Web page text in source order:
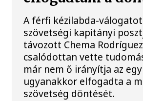
A férfi kézilabda-
szövetségi kapitányi
távozott Chema Rodríguez
csalódottan vette
már nem ő irányítja az
ugyanakkor elfogadta a
szövetség döntését.